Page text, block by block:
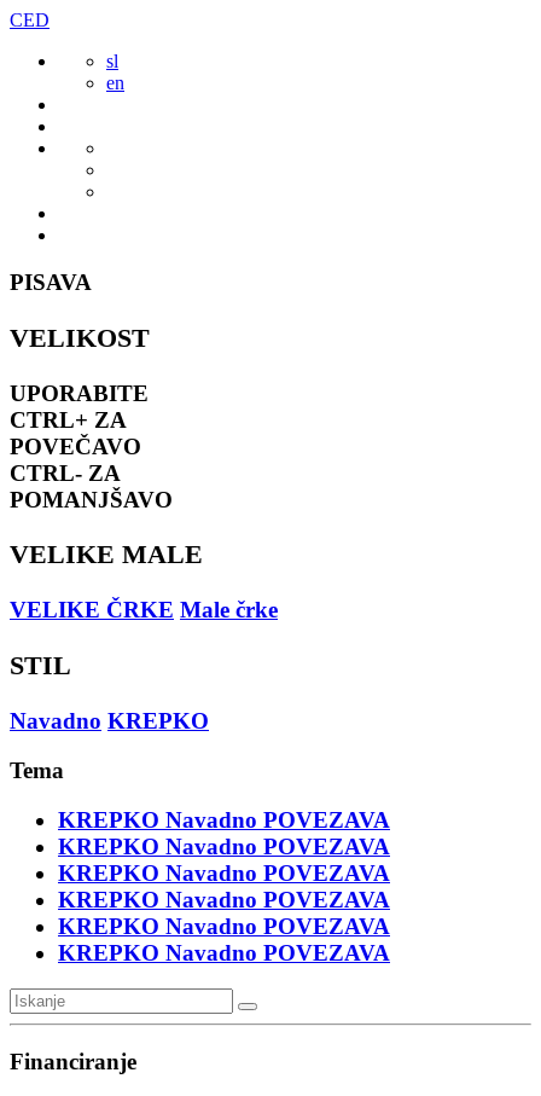
Preskoči
vsebine
CED
sl
en
PISAVA
VELIKOST
UPORABITE
CTRL+ ZA
POVEČAVO
CTRL- ZA
POMANJŠAVO
VELIKE MALE
VELIKE ČRKE Male črke
STIL
Navadno KREPKO
Tema
KREPKO Navadno POVEZAVA
KREPKO Navadno POVEZAVA
KREPKO Navadno POVEZAVA
KREPKO Navadno POVEZAVA
KREPKO Navadno POVEZAVA
KREPKO Navadno POVEZAVA
Financiranje